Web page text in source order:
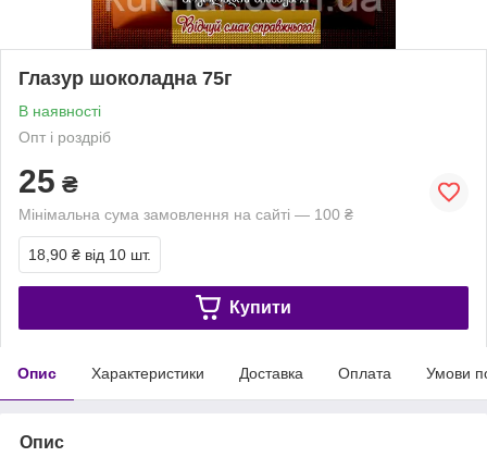
Глазур шоколадна 75г
В наявності
Опт і роздріб
25 ₴
Мінімальна сума замовлення на сайті — 100 ₴
18,90 ₴ від 10 шт.
Купити
Опис Характеристики Доставка Оплата Умови
Опис